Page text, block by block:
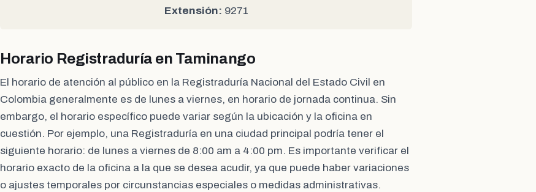
Extensión: 9271
Horario Registraduría en Taminango
El horario de atención al público en la Registraduría Nacional del Estado Civil en
Colombia generalmente es de lunes a viernes, en horario de jornada continua. Sin
embargo, el horario específico puede variar según la ubicación y la oficina en
cuestión. Por ejemplo, una Registraduría en una ciudad principal podría tener el
siguiente horario: de lunes a viernes de 8:00 am a 4:00 pm. Es importante verificar el
horario exacto de la oficina a la que se desea acudir, ya que puede haber variaciones
o ajustes temporales por circunstancias especiales o medidas administrativas.